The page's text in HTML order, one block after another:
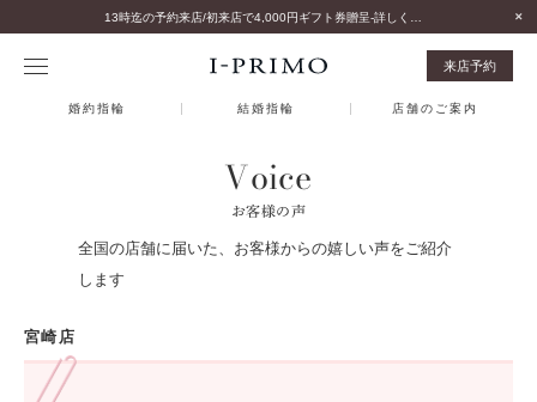
来店予約
婚約指輪 結婚指輪 店舗のご案内
Voice
お客様の声
全国の店舗に届いた、お客様からの嬉しい声をご紹介
します
宮崎店